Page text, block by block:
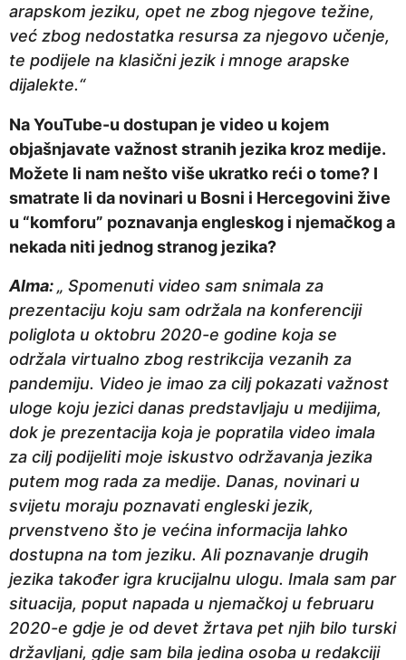
arapskom jeziku, opet ne zbog njegove težine,
već zbog nedostatka resursa za njegovo učenje,
te podijele na klasični jezik i mnoge arapske
dijalekte.“
Na YouTube-u dostupan je video u kojem
objašnjavate važnost stranih jezika kroz medije.
Možete li nam nešto više ukratko reći o tome? I
smatrate li da novinari u Bosni i Hercegovini žive
u “komforu” poznavanja engleskog i njemačkog a
nekada niti jednog stranog jezika?
Alma:„ Spomenuti video sam snimala za
prezentaciju koju sam održala na konferenciji
poliglota u oktobru 2020-e godine koja se
održala virtualno zbog restrikcija vezanih za
pandemiju. Video je imao za cilj pokazati važnost
uloge koju jezici danas predstavljaju u medijima,
dok je prezentacija koja je popratila video imala
za cilj podijeliti moje iskustvo održavanja jezika
putem mog rada za medije. Danas, novinari u
svijetu moraju poznavati engleski jezik,
prvenstveno što je većina informacija lahko
dostupna na tom jeziku. Ali poznavanje drugih
jezika također igra krucijalnu ulogu. Imala sam par
situacija, poput napada u njemačkoj u februaru
2020-e gdje je od devet žrtava pet njih bilo turski
državljani, gdje sam bila jedina osoba u redakciji